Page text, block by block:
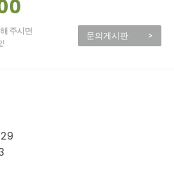
주시면
!
문의게시판 >